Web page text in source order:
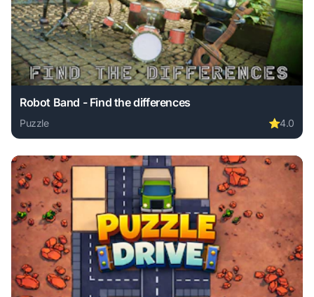
Robot Band - Find the differences
Puzzle ⭐4.0
Play Robot Band - Find the differences online free.